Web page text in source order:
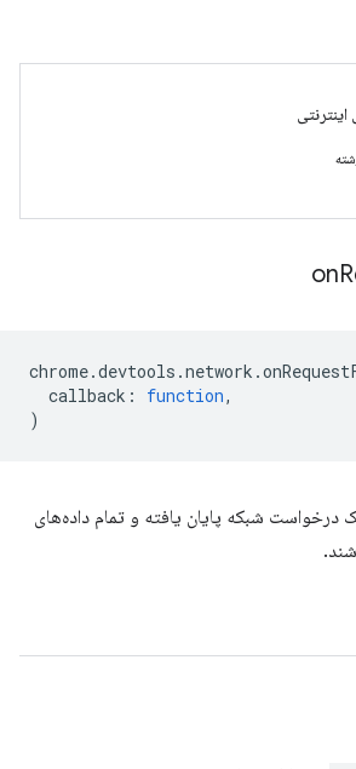
on
chrome.devtools .network .
callback : function,
)
درخواست شبکه پایان یافته و تمام داده‌های